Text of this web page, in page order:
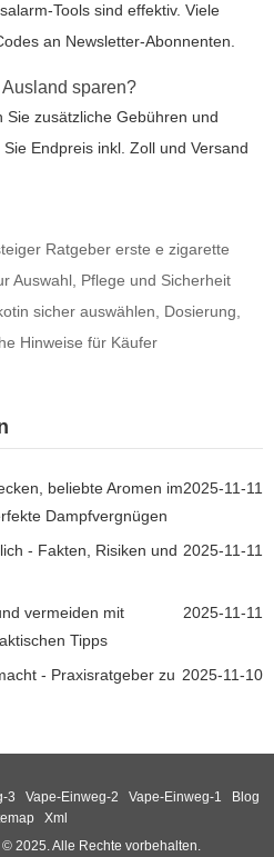
Tools sind effektiv. Viele
an Newsletter-Abonnenten.
sparen?
zusätzliche Gebühren und
Endpreis inkl. Zoll und Versand
Ratgeber erste e zigarette
Auswahl, Pflege und Sicherheit
sicher auswählen, Dosierung,
Hinweise für Käufer
2025-11-11
beliebte Aromen im
Dampfvergnügen
2025-11-11
- Fakten, Risiken und
2025-11-11
vermeiden mit
Tipps
2025-11-10
- Praxisratgeber zu
3 Vape-Einweg-2 Vape-Einweg-1
Blog
Xml
2025. Alle Rechte vorbehalten.